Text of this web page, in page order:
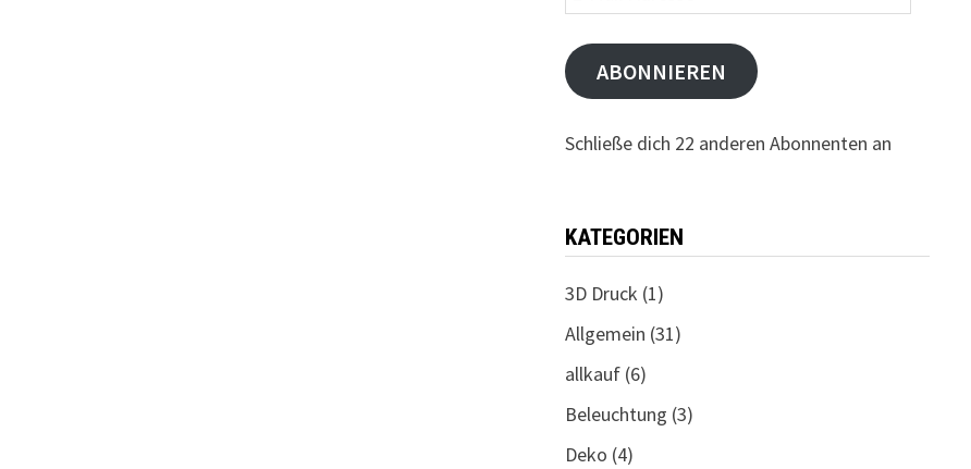
Mail-
Adresse
ABONNIEREN
Schließe dich 22 anderen Abonnenten an
KATEGORIEN
3D Druck (1)
Allgemein (31)
allkauf(6)
Beleuchtung (3)
Deko (4)